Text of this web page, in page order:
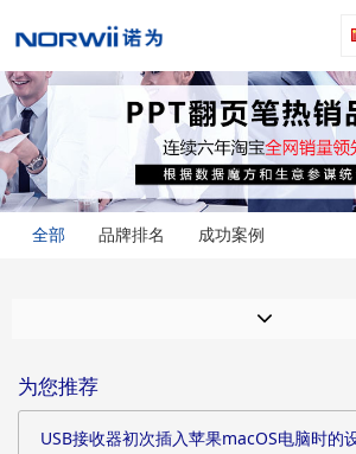
全部 品牌排名 成功案例
为您推荐
USB接收器初次插入苹果macOS电脑时的